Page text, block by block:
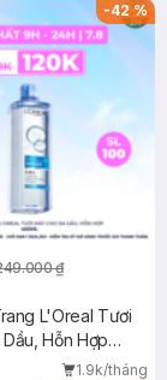
-42%
₫
L'Oreal Tươi
Hỗn Hợp
1.9k/tháng